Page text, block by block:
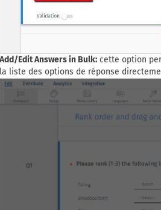
Add/Edit Answers in Bulk: cette option
la liste des options de réponse